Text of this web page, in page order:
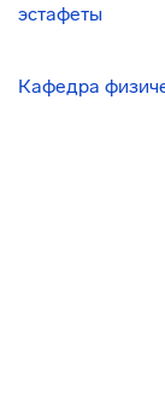
эстафеты
Кафедра